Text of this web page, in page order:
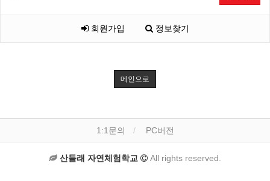
회원가입 정보찾기
메인으로
1:1문의 PC버전
산들래 자연체험학교 All rights reserved.